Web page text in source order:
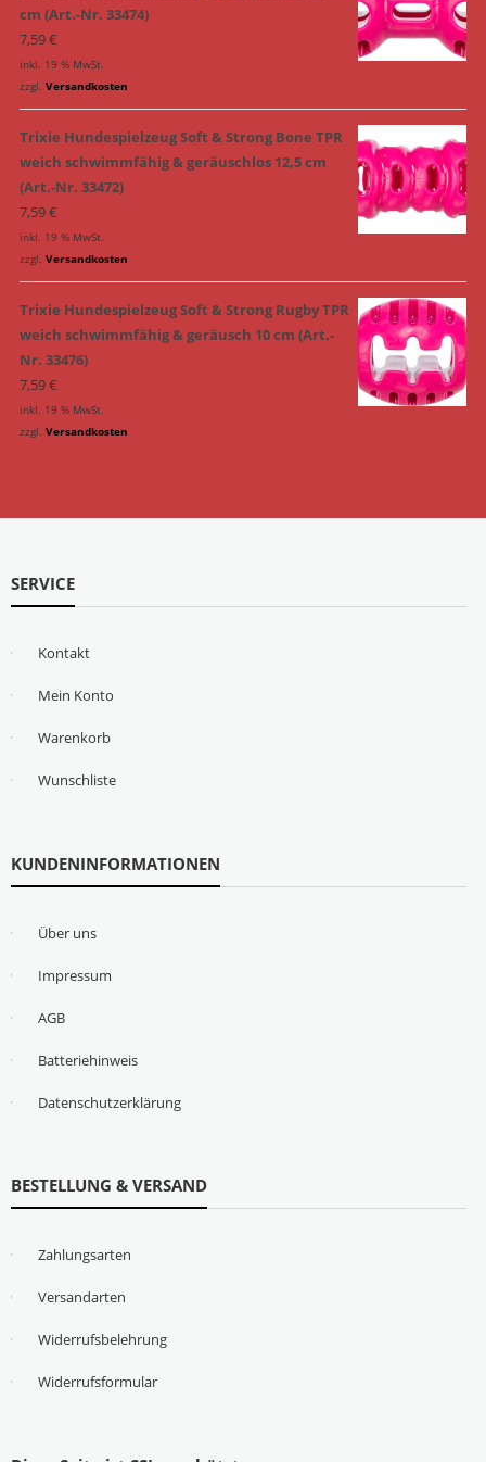
cm (Art.-Nr. 33474)
7,59€
inkl. 19 % MwSt.
zzgl. Versandkosten
Trixie Hundespielzeug Soft & Strong Bone TPR
weich schwimmfähig & geräuschlos 12,5 cm
(Art.-Nr. 33472)
7,59€
inkl. 19 % MwSt.
zzgl. Versandkosten
Trixie Hundespielzeug Soft & Strong Rugby TPR
weich schwimmfähig & geräusch 10 cm (Art.-
Nr. 33476)
7,59€
inkl. 19 % MwSt.
zzgl. Versandkosten
SERVICE
Kontakt
Mein Konto
Warenkorb
Wunschliste
KUNDENINFORMATIONEN
Über uns
Impressum
AGB
Batteriehinweis
Datenschutzerklärung
BESTELLUNG & VERSAND
Zahlungsarten
Versandarten
Widerrufsbelehrung
Widerrufsformular